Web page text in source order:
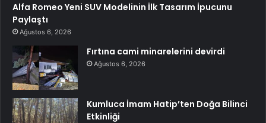
Alfa Romeo Yeni SUV Modelinin İlk Tasarım İpucunu
Paylaştı
Ağustos 6, 2026
Fırtına cami minarelerini devirdi
Ağustos 6, 2026
Kumluca İmam Hatip’ten Doğa Bilinci
Etkinliği